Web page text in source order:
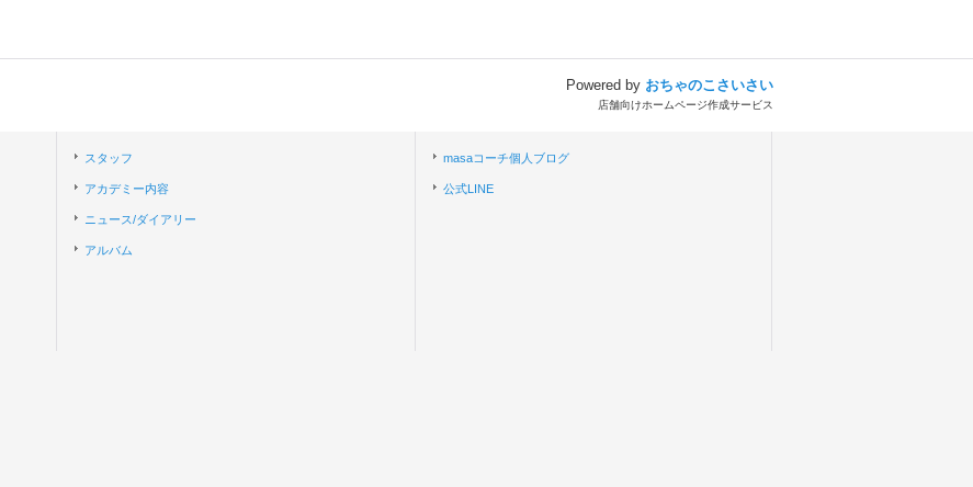
Powered by おちゃのこさいさい
店舗向けホームページ作成サービス
スタッフ
アカデミー内容
ニュース/ダイアリー
アルバム
masaコーチ個人ブログ
公式LINE